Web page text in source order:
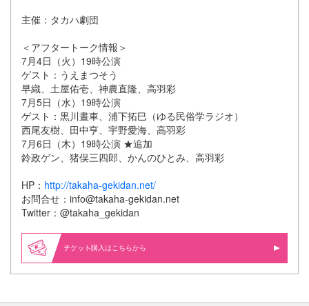
主催：タカハ劇団
＜アフタートーク情報＞
7月4日（火）19時公演
ゲスト：うえまつそう
早織、土屋佑壱、神農直隆、高羽彩
7月5日（水）19時公演
ゲスト：黒川晝車、浦下拓巳（ゆる民俗学ラジオ）
西尾友樹、田中亨、宇野愛海、高羽彩
7月6日（木）19時公演 ★追加
鈴政ゲン、猪俣三四郎、かんのひとみ、高羽彩
HP： http://takaha-gekidan.net/
お問合せ：info@takaha-gekidan.net
Twitter：@takaha_gekidan
購入はこちらから